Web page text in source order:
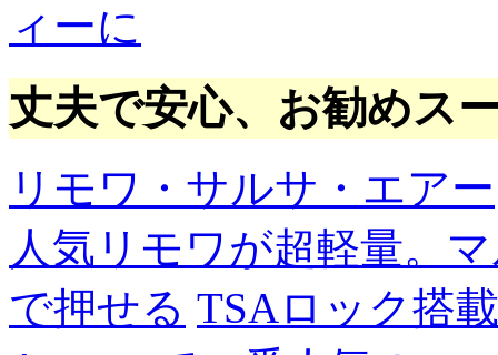
ィーに
丈夫で安心、お勧めス
リモワ・サルサ・エアー
人気リモワが超軽量。
で押せる TSAロック搭